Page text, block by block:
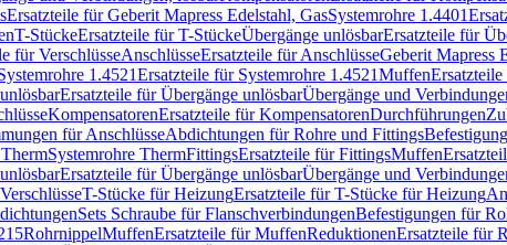
Ersatzteile für Geberit Mapress Edelstahl, GasSystemrohre 1.4401
T-StückeErsatzteile für T-StückeÜbergänge unlösbarErsatzteile für
für VerschlüsseAnschlüsseErsatzteile für AnschlüsseGeberit Mapress
1.4521Ersatzteile für Systemrohre 1.4521Muffen
Ersatzteile für Übergänge unlösbarÜbergänge und
KompensatorenErsatzteile für KompensatorenDurchführungen
für AnschlüsseAbdichtungen für Rohre und Fittings
Systemrohre ThermFittingsErsatzteile für FittingsMuffen
Ersatzteile für Übergänge unlösbarÜbergänge und
T-Stücke für HeizungErsatzteile für T-Stücke für Heizung
Sets Schraube für FlanschverbindungenBefestigungen für
RohrnippelMuffenErsatzteile für MuffenReduktionenErsatzteile für